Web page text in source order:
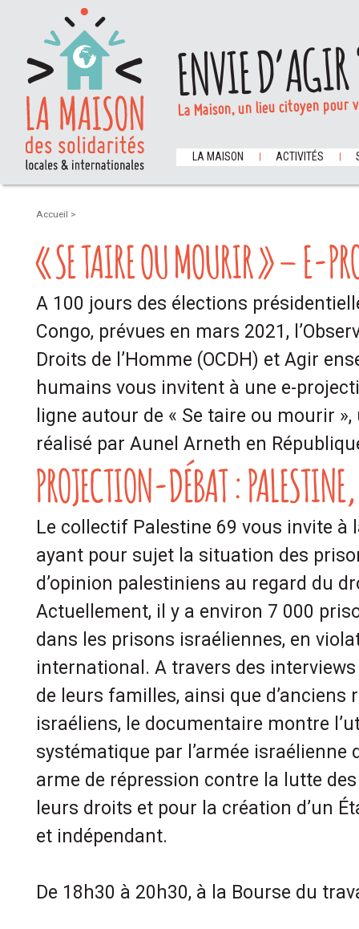
ENVIE
La Maison, un lieu citoyen
LA MAISON ACTIVITÉS
Accueil >
« SE TAIRE OU MOURIR » – E-
A 100 jours des élections
Congo, prévues en mars 2021,
Droits de l’Homme (OCDH) et Agir
humains vous invitent à une e-
ligne autour de « Se taire ou mourir
réalisé par Aunel Arneth en
PROJECTION-DÉBAT :
Le collectif Palestine 69 vous invite à
ayant pour sujet la situation des
d’opinion palestiniens au regard du
Actuellement, il y a environ 7 000
dans les prisons israéliennes, en
international. A travers des interviews
de leurs familles, ainsi que d’anciens
israéliens, le documentaire montre
systématique par l’armée israélienne
arme de répression contre la lutte
leurs droits et pour la création d’un
et indépendant.
De 18h30 à 20h30, à la Bourse du